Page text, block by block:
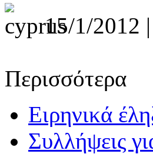
15/1/2012 |
Περισσότερα
Ειρηνικά
Συλλήψεις